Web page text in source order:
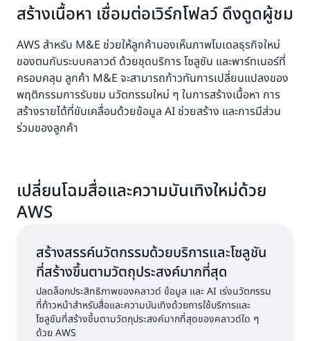
สร้างเนื้อหา เชื่อมต่อเวิร์กโฟลว์ ดึงดูดผู้ชม
AWS สำหรับ M&E ช่วยให้ลูกค้ามองเห็นภาพโมเดลธุรกิจใหม่
ของตนกับระบบคลาวด์ ด้วยชุดบริการ โซลูชัน และพาร์ทเนอร์ที่
ครอบคลุม ลูกค้า M&E จะสามารถก้าวทันการเปลี่ยนแปลงของ
พฤติกรรมการรับชม นวัตกรรมใหม่ ๆ ในการสร้างเนื้อหา การ
สร้างรายได้ที่ขับเคลื่อนด้วยข้อมูล AI ช่วยสร้าง และการมีส่วน
ร่วมของลูกค้า
เปลี่ยนโฉมสื่อและความบันเทิงใหม่ด้วย
AWS
สร้างสรรค์นวัตกรรมด้วยบริการและโซลูชัน
ที่สร้างขึ้นตามวัตถุประสงค์มากที่สุด
ปลดล็อกประสิทธิภาพของคลาวด์ ข้อมูล และ AI เร่งนวัตกรรม
ที่ก้าวหน้าสำหรับสื่อและความบันเทิงด้วยการใช้บริการและ
โซลูชันที่สร้างขึ้นตามวัตถุประสงค์มากที่สุดของคลาวด์ใด ๆ
ด้วย AWS